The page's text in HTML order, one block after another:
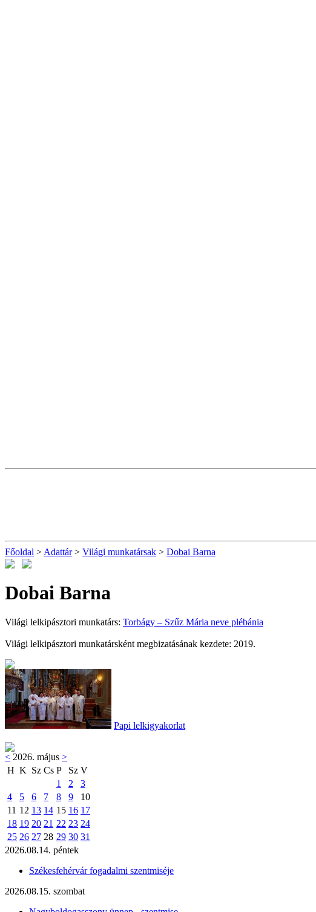
Főoldal > Adattár> Világi munkatársak > Dobai Barna
Dobai Barna
Világi lelkipásztori munkatárs: Torbágy – Szűz Mária neve plébánia
Világi lelkipásztori munkatársként megbizatásának kezdete: 2019.
Papi lelkigyakorlat
< 2026. május >
H K Sz Cs P Sz V
1
2
3
4
5 6 7 8 9
10
11 12 13 14 15 16 17
18 19 20 21 22 23 24
25 26 27 28 29 30 31
2026.08.14. péntek
Székesfehérvár fogadalmi szentmiséje
2026.08.15. szombat